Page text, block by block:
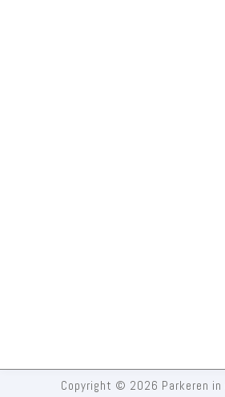
Copyright © 2026 Parkeren in